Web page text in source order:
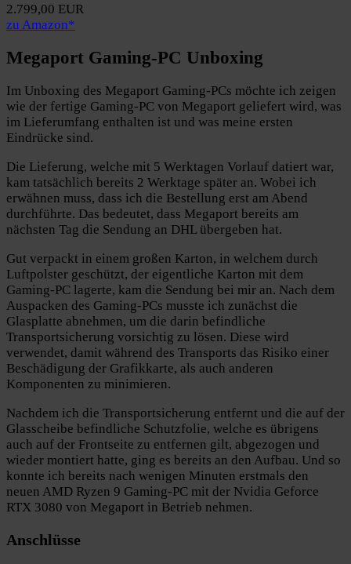
2.799,00 EUR
zu Amazon*
Megaport Gaming-PC Unboxing
Im Unboxing des Megaport Gaming-PCs möchte ich zeigen
wie der fertige Gaming-PC von Megaport geliefert wird, was
im Lieferumfang enthalten ist und was meine ersten
Eindrücke sind.
Die Lieferung, welche mit 5 Werktagen Vorlauf datiert war,
kam tatsächlich bereits 2 Werktage später an. Wobei ich
erwähnen muss, dass ich die Bestellung erst am Abend
durchführte. Das bedeutet, dass Megaport bereits am
nächsten Tag die Sendung an DHL übergeben hat.
Gut verpackt in einem großen Karton, in welchem durch
Luftpolster geschützt, der eigentliche Karton mit dem
Gaming-PC lagerte, kam die Sendung bei mir an. Nach dem
Auspacken des Gaming-PCs musste ich zunächst die
Glasplatte abnehmen, um die darin befindliche
Transportsicherung vorsichtig zu lösen. Diese wird
verwendet, damit während des Transports das Risiko einer
Beschädigung der Grafikkarte, als auch anderen
Komponenten zu minimieren.
Nachdem ich die Transportsicherung entfernt und die auf der
Glasscheibe befindliche Schutzfolie, welche es übrigens
auch auf der Frontseite zu entfernen gilt, abgezogen und
wieder montiert hatte, ging es bereits an den Aufbau. Und so
konnte ich bereits nach wenigen Minuten erstmals den
neuen AMD Ryzen 9 Gaming-PC mit der Nvidia Geforce
RTX 3080 von Megaport in Betrieb nehmen.
Anschlüsse